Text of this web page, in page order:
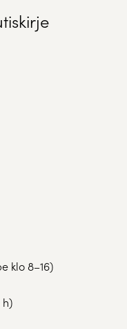
klo 8–16)
h)